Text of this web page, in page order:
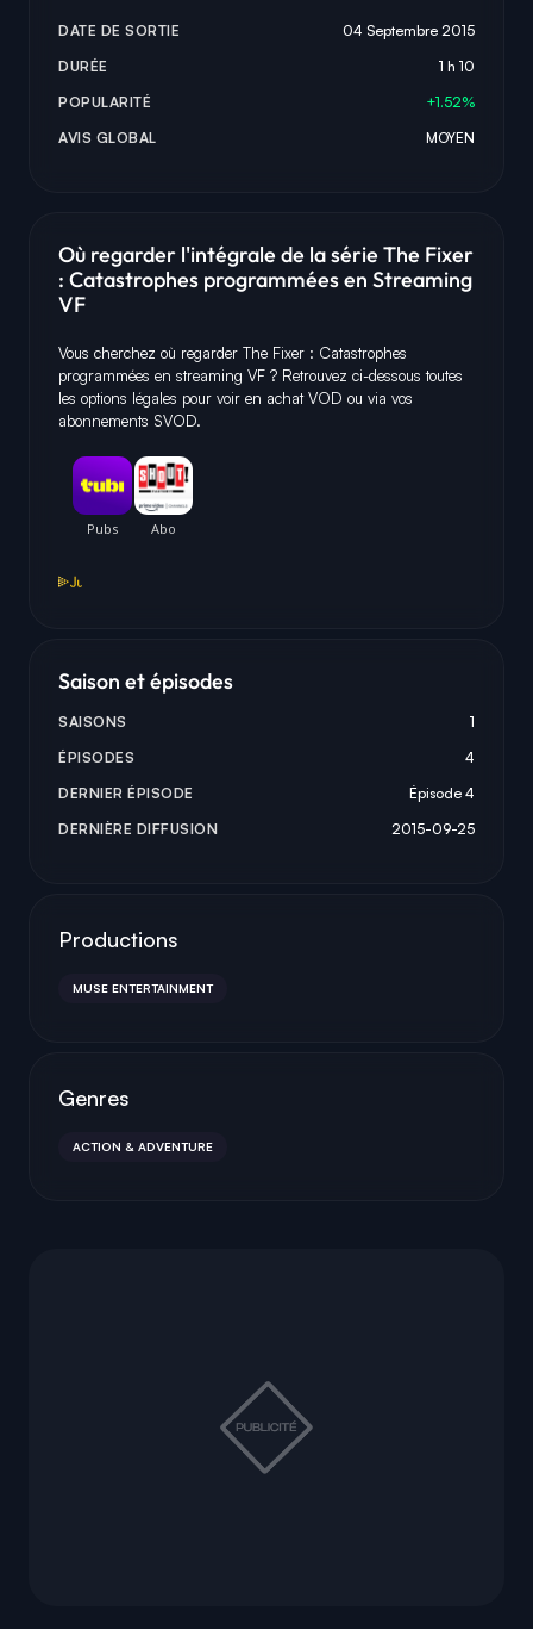
DATE DE SORTIE
04 Septembre 2015
DURÉE
1 h 10
POPULARITÉ
+1.52%
AVIS GLOBAL
MOYEN
Où regarder l'intégrale de la série The Fixer
: Catastrophes programmées en Streaming
VF
Vous cherchez où regarder The Fixer : Catastrophes
programmées en streaming VF ? Retrouvez ci-dessous toutes
les options légales pour voir en achat VOD ou via vos
abonnements SVOD.
Saison et épisodes
SAISONS
1
ÉPISODES
4
DERNIER ÉPISODE
Épisode 4
DERNIÈRE DIFFUSION
2015-09-25
Productions
MUSE ENTERTAINMENT
Genres
ACTION & ADVENTURE